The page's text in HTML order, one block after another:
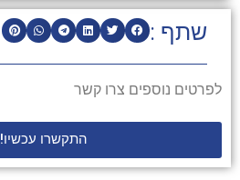
שתף :
לפרטים נוספים צרו קשר
התקשרו עכשיו!